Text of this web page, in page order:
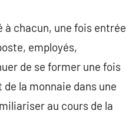
chacun, une fois entrée
employés,
de se former une fois
la monnaie dans une
au cours de la